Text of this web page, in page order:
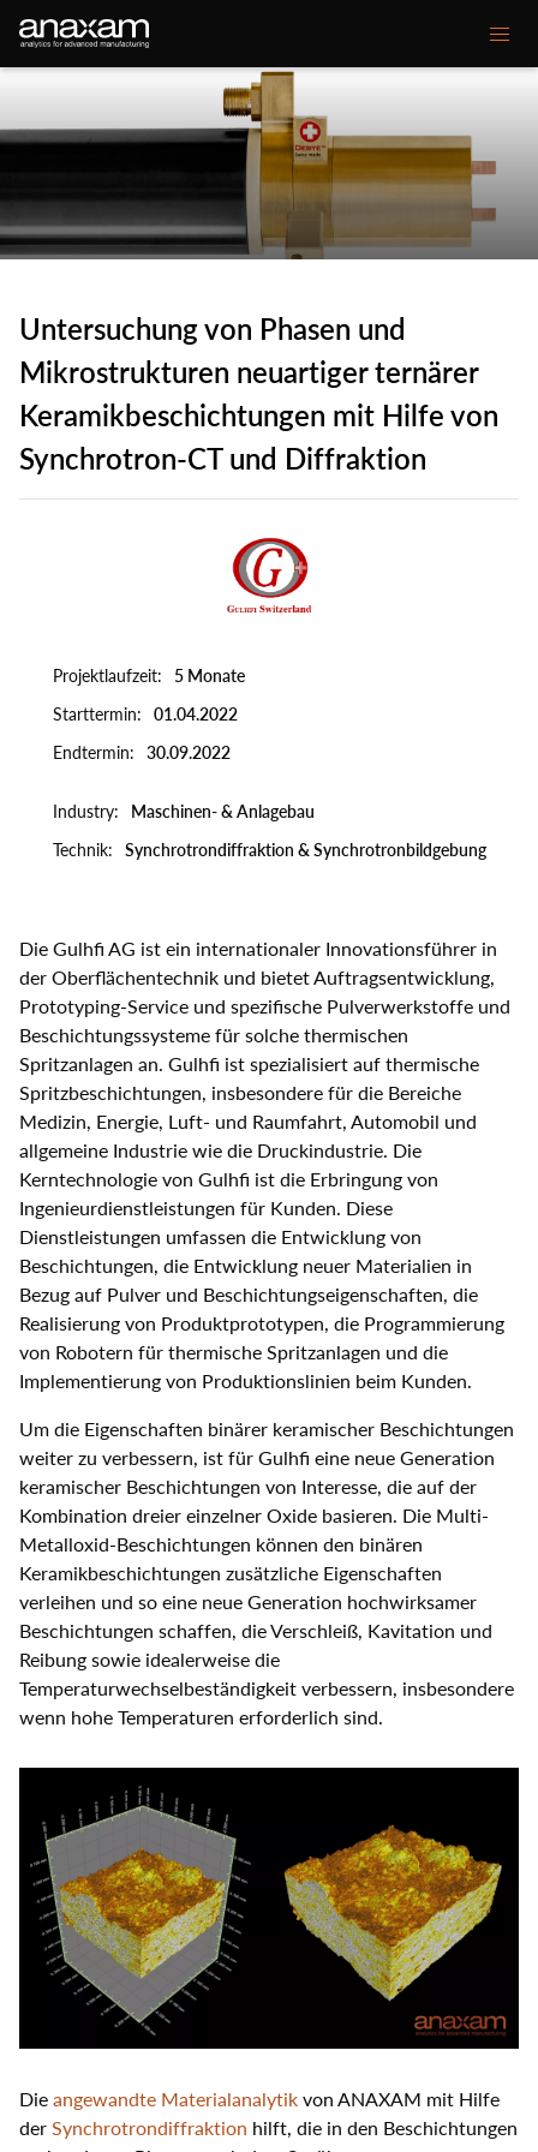
Secondary
menu
Kontakt
Unsere Kompetenzen
Kundenprojekte
Über ANAXAM
Untersuchung von Phasen und
Mikrostrukturen neuartiger ternärer
Keramikbeschichtungen mit Hilfe von
Synchrotron-CT und Diffraktion
Projektlaufzeit
5 Monate
Starttermin
01.04.2022
Endtermin
30.09.2022
Industry
Maschinen- & Anlagebau
Technik
Synchrotrondiffraktion & Synchrotronbildgebung
Die Gulhfi AG ist ein internationaler Innovationsführer in
der Oberflächentechnik und bietet Auftragsentwicklung,
Prototyping-Service und spezifische Pulverwerkstoffe und
Beschichtungssysteme für solche thermischen
Spritzanlagen an. Gulhfi ist spezialisiert auf thermische
Spritzbeschichtungen, insbesondere für die Bereiche
Medizin, Energie, Luft- und Raumfahrt, Automobil und
allgemeine Industrie wie die Druckindustrie. Die
Kerntechnologie von Gulhfi ist die Erbringung von
Ingenieurdienstleistungen für Kunden. Diese
Dienstleistungen umfassen die Entwicklung von
Beschichtungen, die Entwicklung neuer Materialien in
Bezug auf Pulver und Beschichtungseigenschaften, die
Realisierung von Produktprototypen, die Programmierung
von Robotern für thermische Spritzanlagen und die
Implementierung von Produktionslinien beim Kunden.
Um die Eigenschaften binärer keramischer Beschichtungen
weiter zu verbessern, ist für Gulhfi eine neue Generation
keramischer Beschichtungen von Interesse, die auf der
Kombination dreier einzelner Oxide basieren. Die Multi-
Metalloxid-Beschichtungen können den binären
Keramikbeschichtungen zusätzliche Eigenschaften
verleihen und so eine neue Generation hochwirksamer
Beschichtungen schaffen, die Verschleiß, Kavitation und
Reibung sowie idealerweise die
Temperaturwechselbeständigkeit verbessern, insbesondere
wenn hohe Temperaturen erforderlich sind.
Dieangewandte Materialanalytikvon ANAXAM mit Hilfe
derSynchrotrondiffraktion hilft, die in den Beschichtungen